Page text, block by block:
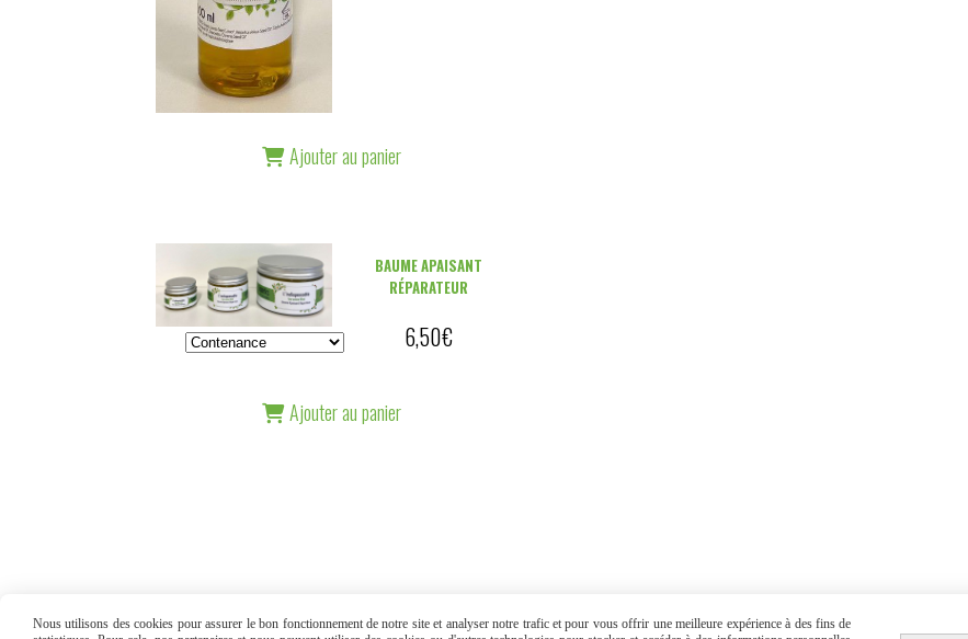
Ajouter au panier
BAUME APAISANT
RÉPARATEUR
6,50€
Ajouter au panier
Facebook est désactivé. Autoriser
Nous utilisons des cookies pour assurer le bon fonctionnement de notre site et analyser notre trafic et pour vous offrir une meilleure expérience à des fins de